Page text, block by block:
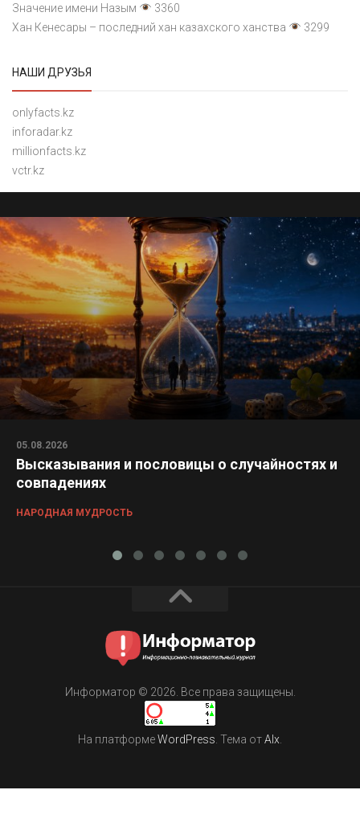
Значение имени Назым
3360
Хан Кенесары – последний хан казахского ханства
3299
НАШИ ДРУЗЬЯ
onlyfacts.kz
inforadar.kz
millionfacts.kz
vctr.kz
05.08.2026
Высказывания и пословицы о случайностях и
совпадениях
НАРОДНАЯ МУДРОСТЬ
Информатор © 2026. Все права защищены.
На платформеWordPress. Тема отAlx.